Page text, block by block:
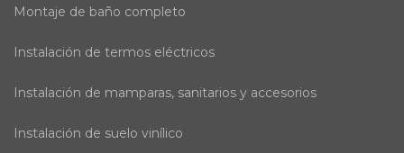
Montaje de baño completo
Instalación de termos eléctricos
Instalación de mamparas, sanitarios y accesorios
Instalación de suelo vinílico